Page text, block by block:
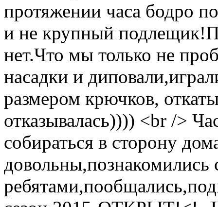
протяжении часа бодро
и не крупный
нет.Что мы только не
насадки и
размером крючков,
отказывалась)))) <br />
собираться в сторону
довольны,познакомились